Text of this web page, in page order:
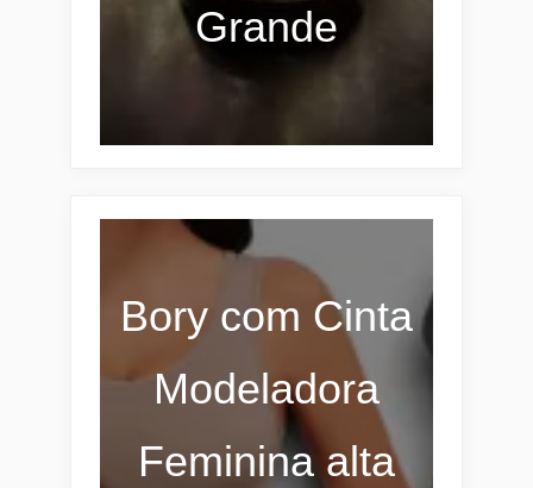
Grande
Bory com Cinta
Modeladora
Feminina alta